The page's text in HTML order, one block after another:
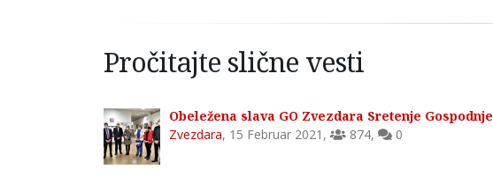
Pročitajte slične vesti
Obeležena slava GO Zvezdara Sretenje Gospodnje
Zvezdara, 15 Februar 2021 , 874, 0